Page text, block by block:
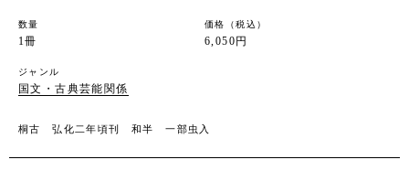
数量
1冊
価格（税込）
6,050円
ジャンル
国文・古典芸能関係
桐古 弘化二年頃刊 和半 一部虫入